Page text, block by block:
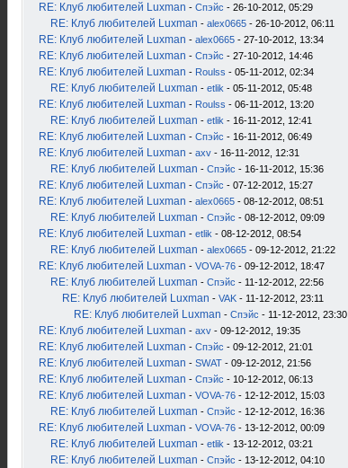
RE: Клуб любителей Luxman - Спэйс - 26-10-2012, 05:29
RE: Клуб любителей Luxman - alex0665 - 26-10-2012, 06:11
RE: Клуб любителей Luxman - alex0665 - 27-10-2012, 13:34
RE: Клуб любителей Luxman - Спэйс - 27-10-2012, 14:46
RE: Клуб любителей Luxman - Roulss - 05-11-2012, 02:34
RE: Клуб любителей Luxman - etlik - 05-11-2012, 05:48
RE: Клуб любителей Luxman - Roulss - 06-11-2012, 13:20
RE: Клуб любителей Luxman - etlik - 16-11-2012, 12:41
RE: Клуб любителей Luxman - Спэйс - 16-11-2012, 06:49
RE: Клуб любителей Luxman - axv - 16-11-2012, 12:31
RE: Клуб любителей Luxman - Спэйс - 16-11-2012, 15:36
RE: Клуб любителей Luxman - Спэйс - 07-12-2012, 15:27
RE: Клуб любителей Luxman - alex0665 - 08-12-2012, 08:51
RE: Клуб любителей Luxman - Спэйс - 08-12-2012, 09:09
RE: Клуб любителей Luxman - etlik - 08-12-2012, 08:54
RE: Клуб любителей Luxman - alex0665 - 09-12-2012, 21:22
RE: Клуб любителей Luxman - VOVA-76 - 09-12-2012, 18:47
RE: Клуб любителей Luxman - Спэйс - 11-12-2012, 22:56
RE: Клуб любителей Luxman - VAK - 11-12-2012, 23:11
RE: Клуб любителей Luxman - Спэйс - 11-12-2012, 23:30
RE: Клуб любителей Luxman - axv - 09-12-2012, 19:35
RE: Клуб любителей Luxman - Спэйс - 09-12-2012, 21:01
RE: Клуб любителей Luxman - SWAT - 09-12-2012, 21:56
RE: Клуб любителей Luxman - Спэйс - 10-12-2012, 06:13
RE: Клуб любителей Luxman - VOVA-76 - 12-12-2012, 15:03
RE: Клуб любителей Luxman - Спэйс - 12-12-2012, 16:36
RE: Клуб любителей Luxman - VOVA-76 - 13-12-2012, 00:09
RE: Клуб любителей Luxman - etlik - 13-12-2012, 03:21
RE: Клуб любителей Luxman - Спэйс - 13-12-2012, 04:10